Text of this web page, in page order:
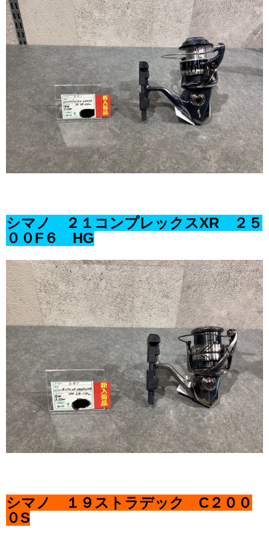
シマノ ２１コンプレックスXR ２５
００F６ HG
シマノ １９ストラデック C２００
０S